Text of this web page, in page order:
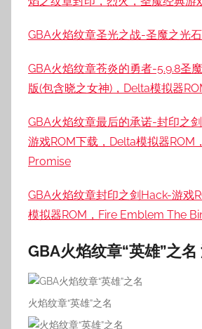
GBA火焰纹章圣光之战-圣魔之光
GBA火焰纹章苍炎的勇者-5.9.8圣
版(包含晓之女神)，Delta模拟器
GBA火焰纹章最后的承诺-封印之
游戏ROM下载，Delta模拟器ROM
Promise
GBA火焰纹章封印之剑Hack-游戏
模拟器ROM，Fire Emblem The
GBA火焰纹章“英雄”之名
火焰纹章“英雄”之名